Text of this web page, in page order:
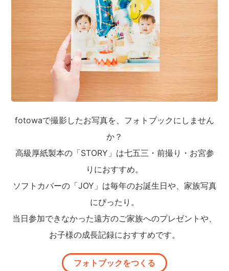
fotowaで撮影したお写真を、フォトブックにしません
か？
高級厚紙製本の「STORY」は七五三・前撮り・お宮参
りにおすすめ。
ソフトカバーの「JOY」は毎年のお誕生日や、家族写真
にぴったり。
当日参加できなかった遠方のご家族へのプレゼントや、
お子様の成長記録におすすめです。
フォトブックをつくる